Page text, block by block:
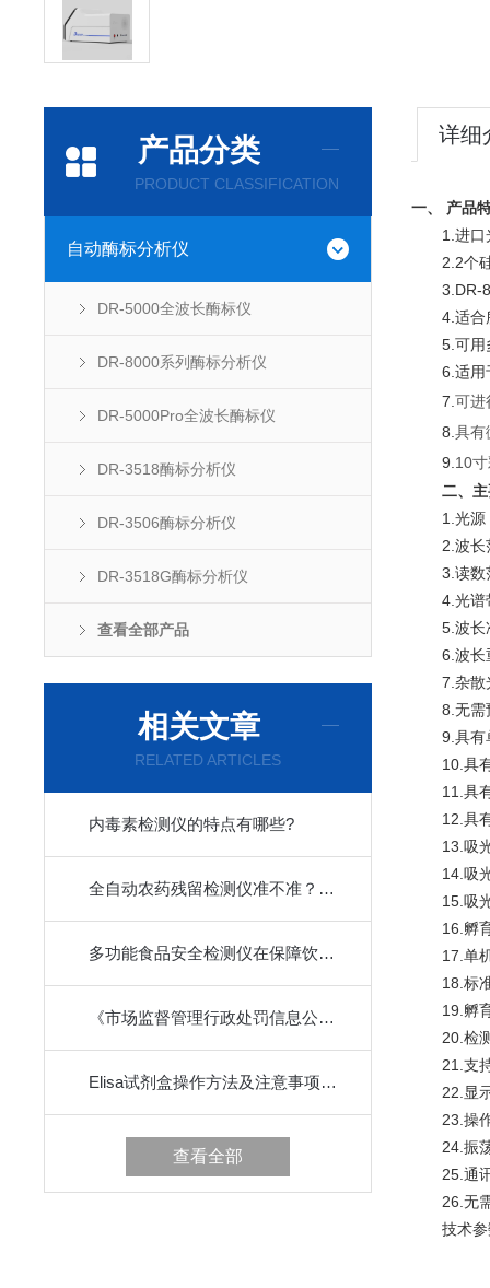
产品分类
PRODUCT CLASSIFICATION
自动酶标分析仪
DR-5000全波长酶标仪
DR-8000系列酶标分析仪
DR-5000Pro全波长酶标仪
DR-3518酶标分析仪
DR-3506酶标分析仪
DR-3518G酶标分析仪
查看全部产品
相关文章
RELATED ARTICLES
内毒素检测仪的特点有哪些?
全自动农药残留检测仪准不准？快来看这里！
多功能食品安全检测仪在保障饮食健康方面发挥着重要的作用
《市场监督管理行政处罚信息公示规定》政策解读
Elisa试剂盒操作方法及注意事项讲解
查看全部
详细
一、 产品
1.进口光
2.2个硅
3.DR-
4.适合所
5.可用多
6.适用于
7. 可进
8. 具有
9. 10
二、
1.光源：
2.波长范
3.读数
4.光谱
5.波长
6.波长
7.杂散
8.无需
9.具有单
10.具有
11.具有
12.具有
13.吸光
14.吸光
15.吸光
16.孵育
17.单机
18.标准
19.孵育
20.检测
21.支持
22.显示
23.操作
24.振荡
25.通讯
26.无需
技术参数